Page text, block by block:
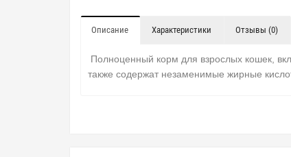
Описание Характеристики Отзывы (0)
Полноценный корм для взрослых кошек,
также содержат незаменимые жирные